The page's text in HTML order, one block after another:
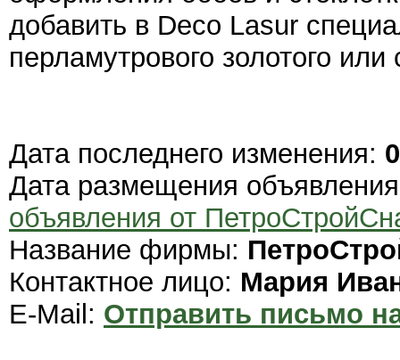
добавить в Deco Lasur
перламутрового золотого
Дата последнего изменения:
Дата размещения
объявления от
Название фирмы:
Контактное лицо: Мария
E-Mail: Отправить письмо